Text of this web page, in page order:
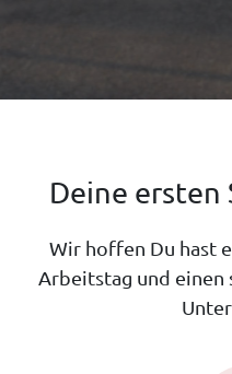
Deine ersten
Wir hoffen Du hast
Arbeitstag und einen